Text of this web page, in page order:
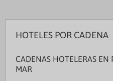
HOTELES POR CADENA
CADENAS HOTELERAS
MAR